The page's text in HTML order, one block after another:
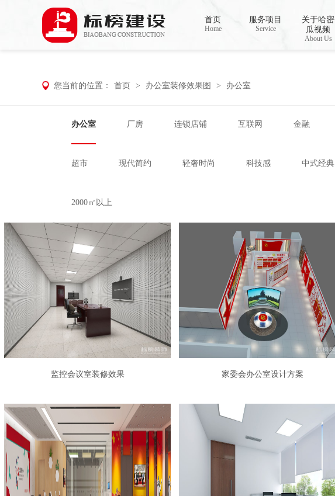
哈密瓜视频,哈密瓜视频app,哈密瓜视频下载,哈密瓜视
首页
Home
服务项目
Service
关于哈密
瓜视频
About Us
您当前的位置： 首页 > 办公室装修效果图 > 办公室
办公室 厂房 连锁店铺 互联网 金融
超市 现代简约 轻奢时尚 科技感 中式经典
2000㎡以上
监控会议室装修效果 家委会办公室设计方案